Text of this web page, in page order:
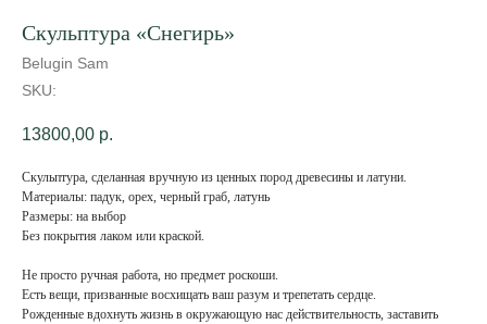
Скульптура «Снегирь»
Belugin Sam
SKU:
13800,00 р.
Скульптура, сделанная вручную из ценных пород древесины и латуни.
Материалы: падук, орех, черный граб, латунь
Размеры: на выбор
Без покрытия лаком или краской.
Не просто ручная работа, но предмет роскоши.
Есть вещи, призванные восхищать ваш разум и трепетать сердце.
Рожденные вдохнуть жизнь в окружающую нас действительность, заставить